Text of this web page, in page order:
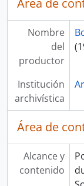
Área de
Nombre
del
productor
Institución
archivística
Área de
Alcance y
contenido